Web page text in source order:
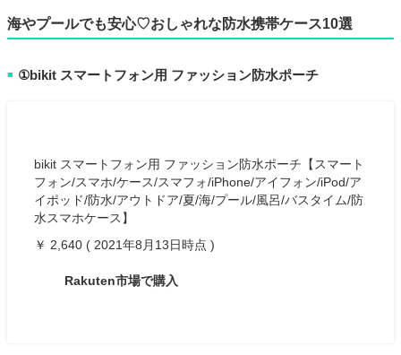
海やプールでも安心♡おしゃれな防水携帯ケース10選
■ ①bikit スマートフォン用 ファッション防水ポーチ
bikit スマートフォン用 ファッション防水ポーチ【スマート
フォン/スマホ/ケース/スマフォ/iPhone/アイフォン/iPod/ア
イポッド/防水/アウトドア/夏/海/プール/風呂/バスタイム/防
水スマホケース】
￥ 2,640 ( 2021年8月13日時点 )
Rakuten市場で購入